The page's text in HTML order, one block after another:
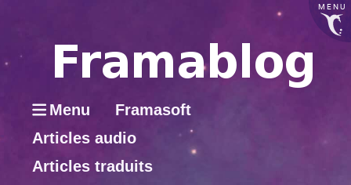
MENU
Menu
Framasoft
Articles audio
Articles traduits